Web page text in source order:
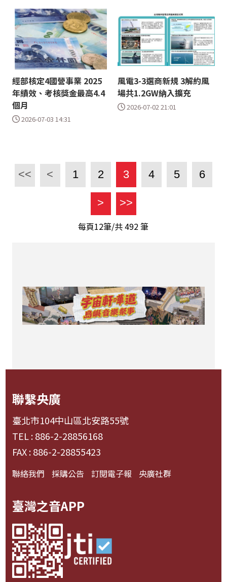
經部核定4國營事業 2025
年績效、考核獎金最高4.4
個月
2026-07-03 14:31
風電3-3選商新規 3解約風
場共1.2GW納入擴充
2026-07-02 21:01
<< < 1 2 3 4 5 6
> >>
每頁12筆/共492筆
聯繫央廣
臺北市104中山區北安路55號
TEL : 886-2-28856168
FAX : 886-2-28855423
聯絡我們 採購公告 訂閱電子報 央廣社群
臺灣之音APP